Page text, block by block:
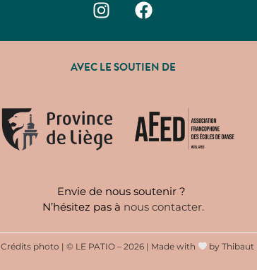
AVEC LE SOUTIEN DE
Envie de nous soutenir ?
N’hésitez pas à nous contacter.
Crédits photo | © LE PATIO – 2026 | Made with byThibaut